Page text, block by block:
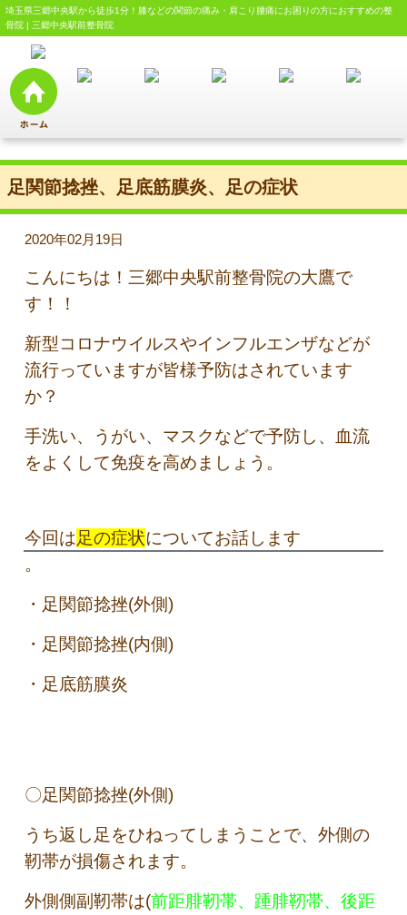
埼玉県三郷中央駅から徒歩1分！膝などの関節の痛み・肩こり腰痛にお困りの方におすすめの整
骨院 | 三郷中央駅前整骨院
足関節捻挫、足底筋膜炎、足の症状
2020年02月19日
こんにちは！三郷中央駅前整骨院の大鷹で
す！！
新型コロナウイルスやインフルエンザなどが
流行っていますが皆様予防はされています
か？
手洗い、うがい、マスクなどで予防し、血流
をよくして免疫を高めましょう。
今回は足の症状についてお話します
。
・足関節捻挫(外側)
・足関節捻挫(内側)
・足底筋膜炎
〇足関節捻挫(外側)
うち返し足をひねってしまうことで、外側の
靭帯が損傷されます。
外側側副靭帯は(前距腓靭帯、踵腓靭帯、後距